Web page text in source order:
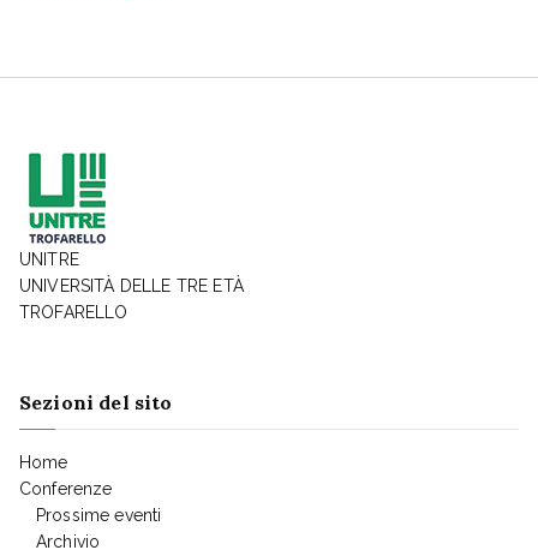
UNITRE
UNIVERSITÀ DELLE TRE ETÀ
TROFARELLO
Sezioni del sito
Home
Conferenze
Prossime eventi
Archivio